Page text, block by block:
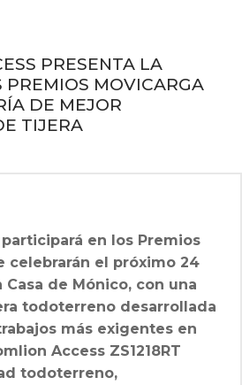
PRESENTA LA
PREMIOS MOVICARGA
DE MEJOR
TIJERA
en los Premios
celebrarán el próximo 24
de Mónico, con una
todoterreno desarrollada
más exigentes en
Access ZS1218RT
todoterreno,